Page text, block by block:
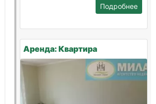
Подробнее
Аренда: Квартира